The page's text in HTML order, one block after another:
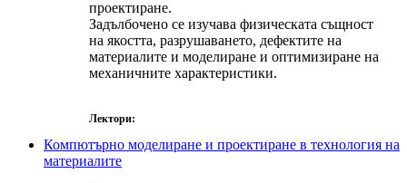
проектиране.
Задълбочено се изучава физическата същност
на якостта, разрушаването, дефектите на
материалите и моделиране и оптимизиране на
механичните характеристики.
Лектори:
Компютърно моделиране и проектиране в технология на
материалите